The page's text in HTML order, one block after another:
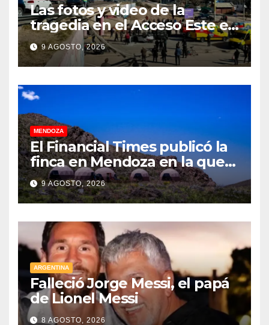
Las fotos y video de la
tragedia en el Acceso Este en
donde murió un padre de
familia
9 AGOSTO, 2026
MENDOZA
El Financial Times publicó la
finca en Mendoza en la que
CEOs y millonarios de
empresas tecnológicas
planean enfrentar un posible
“apocalipsis” y guerra
nuclear
9 AGOSTO, 2026
ARGENTINA
Falleció Jorge Messi, el papá
de Lionel Messi
8 AGOSTO, 2026